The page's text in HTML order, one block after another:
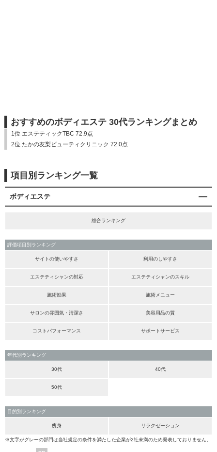
おすすめのボディエステ 30代ランキングまとめ
1位 エステティックTBC 72.9点
2位 たかの友梨ビューティクリニック 72.0点
項目別ランキング一覧
ボディエステ
総合ランキング
評価項目別ランキング
サイトの使いやすさ 利用のしやすさ
エステティシャンの対応 エステティシャンのスキル
施術効果 施術メニュー
サロンの雰囲気・清潔さ 美容用品の質
コストパフォーマンス サポートサービス
年代別ランキング
30代 40代
50代
目的別ランキング
痩身 リラクゼーション
※文字がグレーの部門は当社規定の条件を満たした企業が2社未満のため発表しておりません。